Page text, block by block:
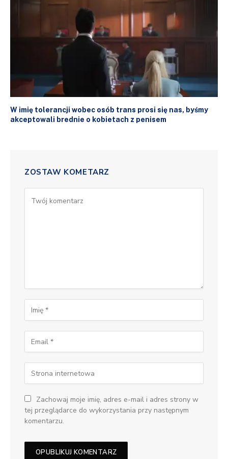
W imię tolerancji wobec osób trans prosi się nas, byśmy
akceptowali brednie o kobietach z penisem
ZOSTAW KOMETARZ
Zachowaj moje imię, adres e-mail i adres strony w
tej przeglądarce do wykorzystania przy następnym
komentarzu.